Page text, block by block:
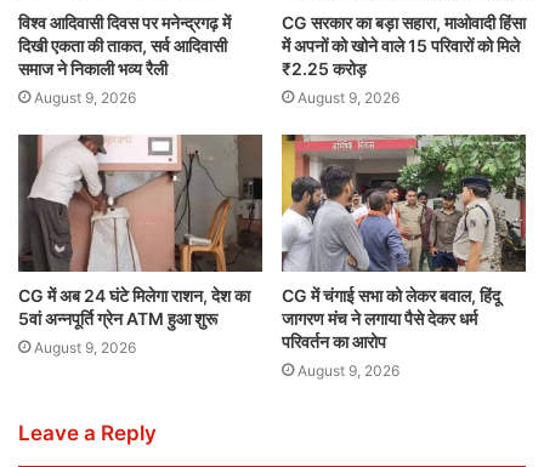
विश्व आदिवासी दिवस पर मनेन्द्रगढ़ में
दिखी एकता की ताकत, सर्व आदिवासी
समाज ने निकाली भव्य रैली
August 9, 2026
CG सरकार का बड़ा सहारा, माओवादी हिंसा
में अपनों को खोने वाले 15 परिवारों को मिले
₹2.25 करोड़
August 9, 2026
CG में अब 24 घंटे मिलेगा राशन, देश का
5वां अन्नपूर्ति ग्रेन ATM हुआ शुरू
August 9, 2026
CG में चंगाई सभा को लेकर बवाल, हिंदू
जागरण मंच ने लगाया पैसे देकर धर्म
परिवर्तन का आरोप
August 9, 2026
Leave a Reply